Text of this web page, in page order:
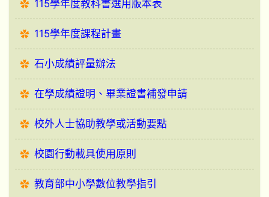
115學年度教科書選用版本表
115學年度課程計畫
石小成績評量辦法
在學成績證明、畢業證書補發申請
校外人士協助教學或活動要點
校園行動載具使用原則
教育部中小學數位教學指引